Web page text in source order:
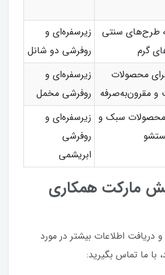
طرح‌های سنتی
گرم
زیرسفره‌ای و
روفرشی دو شانل
محصولات
و مقرون‌به‌صرفه
زیرسفره‌ای و
روفرشی مخمل
سبک و زیرسفره‌ای و
روفرشی
ابریشمی
مارکت همکاری
دریافت اطلاعات بیشتر در مورد
با ما تماس بگیرید: